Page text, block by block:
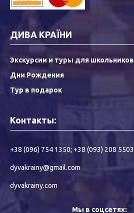
ДИВА КРАЇНИ
Экскурсии и туры для школьников
Дни Рождения
Тур в подарок
Контакты:
+38 (096) 754 1350; +38 (093) 208 5503
dyvakrainy@gmail.com
dyvakrainy.com
Мы в соцсетях: